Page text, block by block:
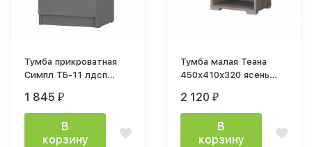
Тумба прикроватная
Симпл ТБ-11 лдсп
1 845 ₽
В
корзину
Тумба малая Теана
450x410x320 ясень
2 120 ₽
В
корзину